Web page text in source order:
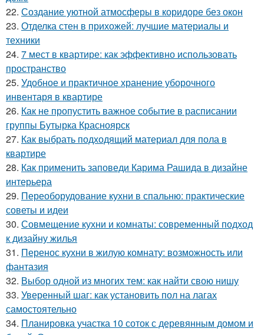
22. Создание уютной атмосферы в коридоре без окон
23. Отделка стен в прихожей: лучшие материалы и
техники
24. 7 мест в квартире: как эффективно использовать
пространство
25. Удобное и практичное хранение уборочного
инвентаря в квартире
26. Как не пропустить важное событие в расписании
группы Бутырка Красноярск
27. Как выбрать подходящий материал для пола в
квартире
28. Как применить заповеди Карима Рашида в дизайне
интерьера
29. Переоборудование кухни в спальню: практические
советы и идеи
30. Совмещение кухни и комнаты: современный подход
к дизайну жилья
31. Перенос кухни в жилую комнату: возможность или
фантазия
32. Выбор одной из многих тем: как найти свою нишу
33. Уверенный шаг: как установить пол на лагах
самостоятельно
34. Планировка участка 10 соток с деревянным домом и